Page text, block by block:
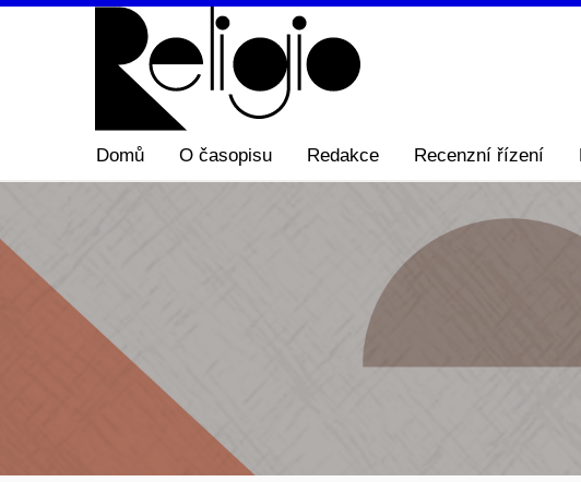
Domů O časopisu Redakce Recenzní řízení